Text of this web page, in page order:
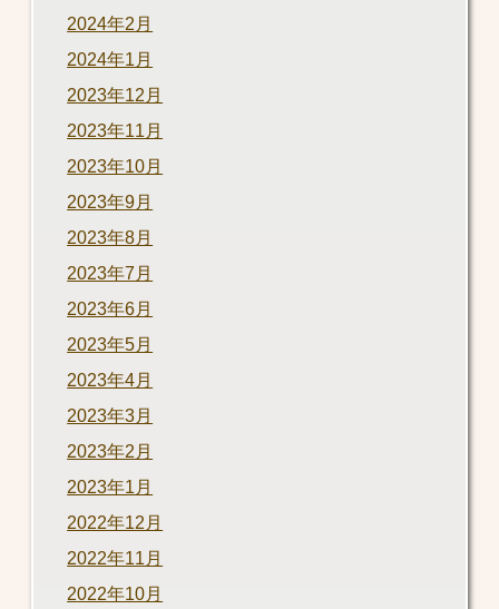
2024年2月
2024年1月
2023年12月
2023年11月
2023年10月
2023年9月
2023年8月
2023年7月
2023年6月
2023年5月
2023年4月
2023年3月
2023年2月
2023年1月
2022年12月
2022年11月
2022年10月